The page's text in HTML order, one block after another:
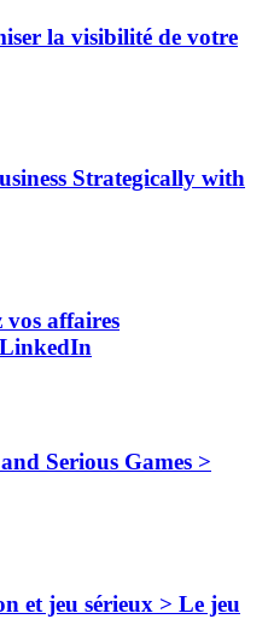
la visibilité de votre
Strategically with
affaires
Serious Games >
et jeu sérieux > Le jeu